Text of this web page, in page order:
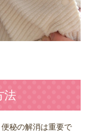
法
秘の解消は重要で